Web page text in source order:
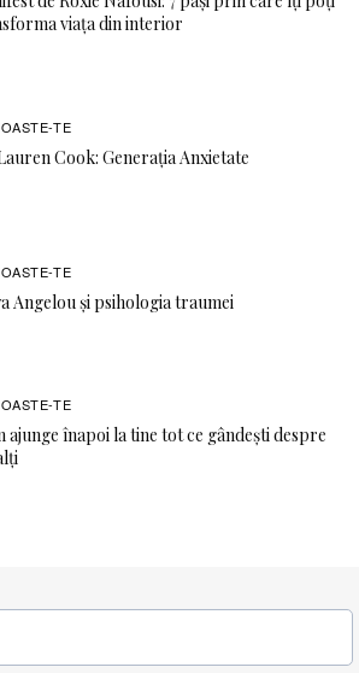
viața din interior
TE
Cook: Generația Anxietate
TE
Angelou și psihologia traumei
TE
ajunge înapoi la tine tot ce gândești despre